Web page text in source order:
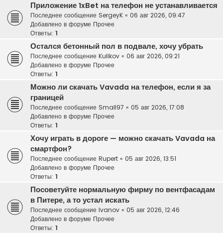
Приложение 1xBet на телефон не устанавливается
Последнее сообщение SergeyK « 06 авг 2026, 09:47
Добавлено в форуме Прочее
Ответы: 1
Остался бетонный пол в подвале, хочу убрать
Последнее сообщение Kulikov « 06 авг 2026, 09:21
Добавлено в форуме Прочее
Ответы: 1
Можно ли скачать Vavada на телефон, если я за
границей
Последнее сообщение Small97 « 05 авг 2026, 17:08
Добавлено в форуме Прочее
Ответы: 1
Хочу играть в дороге — можно скачать Vavada на
смартфон?
Последнее сообщение Rupert « 05 авг 2026, 13:51
Добавлено в форуме Прочее
Ответы: 1
Посоветуйте нормальную фирму по вентфасадам
в Питере, а то устал искать
Последнее сообщение Ivanov « 05 авг 2026, 12:46
Добавлено в форуме Прочее
Ответы: 1